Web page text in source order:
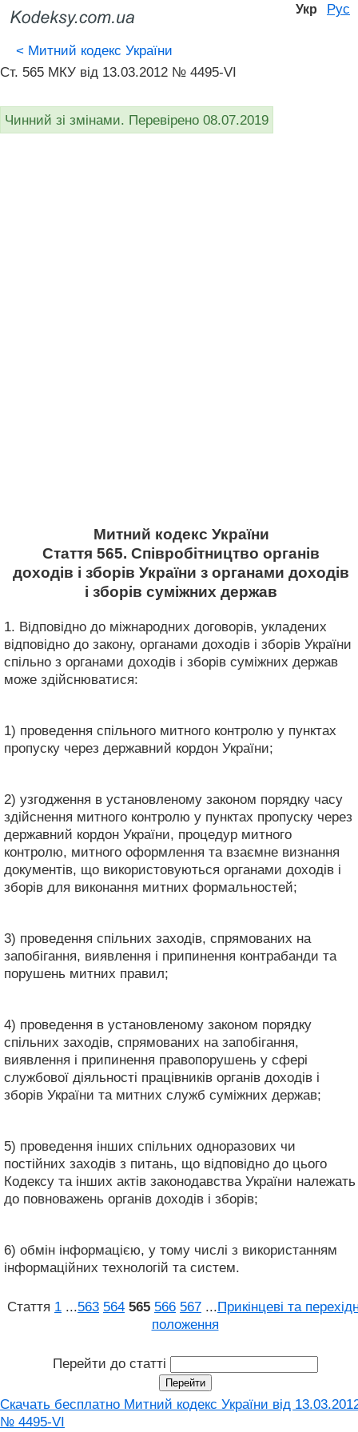
Укр Рус
< Митний кодекс України
Ст. 565 МКУ від 13.03.2012 № 4495-VI
Чинний зі змінами. Перевірено 08.07.2019
Митний кодекс України
Стаття 565. Співробітництво органів
доходів і зборів України з органами доходів
і зборів суміжних держав
1. Відповідно до міжнародних договорів, укладених
відповідно до закону, органами доходів і зборів України
спільно з органами доходів і зборів суміжних держав
може здійснюватися:
1) проведення спільного митного контролю у пунктах
пропуску через державний кордон України;
2) узгодження в установленому законом порядку часу
здійснення митного контролю у пунктах пропуску через
державний кордон України, процедур митного
контролю, митного оформлення та взаємне визнання
документів, що використовуються органами доходів і
зборів для виконання митних формальностей;
3) проведення спільних заходів, спрямованих на
запобігання, виявлення і припинення контрабанди та
порушень митних правил;
4) проведення в установленому законом порядку
спільних заходів, спрямованих на запобігання,
виявлення і припинення правопорушень у сфері
службової діяльності працівників органів доходів і
зборів України та митних служб суміжних держав;
5) проведення інших спільних одноразових чи
постійних заходів з питань, що відповідно до цього
Кодексу та інших актів законодавства України належать
до повноважень органів доходів і зборів;
6) обмін інформацією, у тому числі з використанням
інформаційних технологій та систем.
Стаття 1 ...563 564 565 566 567 ...Прикінцеві та
положення
Перейти до статті
Скачать бесплатно Митний кодекс України від
№ 4495-VI